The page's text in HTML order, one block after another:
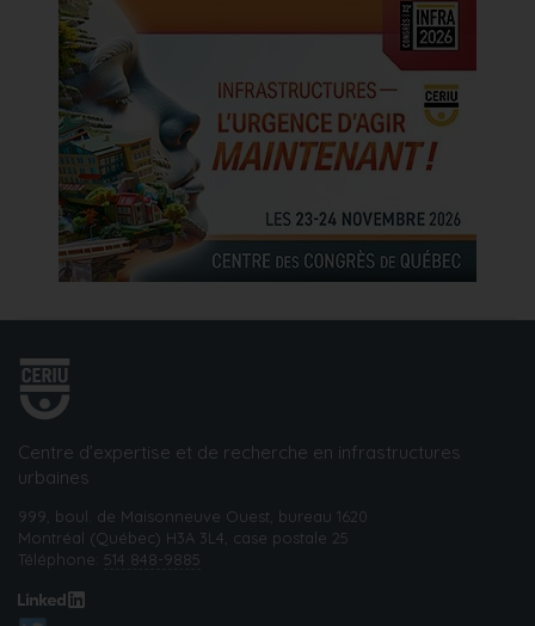
Centre d’expertise et de recherche en infrastructures
urbaines
999, boul. de Maisonneuve Ouest, bureau 1620
Montréal (Québec) H3A 3L4, case postale 25
Téléphone: 514 848-9885